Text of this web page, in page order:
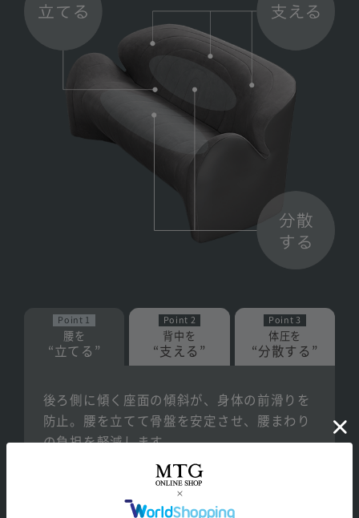
Point 1
腰を
“立てる”
Point 2
背中を
“支える”
Point 3
体圧を
“分散する”
後ろ側に傾く座面の傾斜が、身体の前滑りを
防止。 腰を立てて骨盤を安定させ、腰まわり
の負担を軽減します。